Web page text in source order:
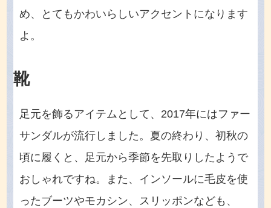
め、とてもかわいらしいアクセントになります
よ。
靴
足元を飾るアイテムとして、2017年にはファー
サンダルが流行しました。夏の終わり、初秋の
頃に履くと、足元から季節を先取りしたようで
おしゃれですね。また、インソールに毛皮を使
ったブーツやモカシン、スリッポンなども、